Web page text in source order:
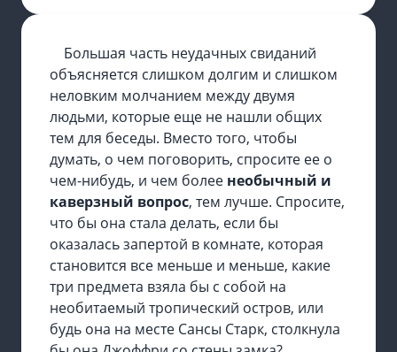
Большая часть неудачных свиданий
объясняется слишком долгим и слишком
неловким молчанием между двумя
людьми, которые еще не нашли общих
тем для беседы. Вместо того, чтобы
думать, о чем поговорить, спросите ее о
чем-нибудь, и чем более необычный и
каверзный вопрос, тем лучше. Спросите,
что бы она стала делать, если бы
оказалась запертой в комнате, которая
становится все меньше и меньше, какие
три предмета взяла бы с собой на
необитаемый тропический остров, или
будь она на месте Сансы Старк, столкнула